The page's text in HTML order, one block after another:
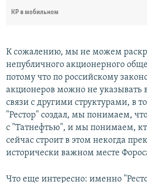
КР в мобильном
К сожалению, мы не можем
непубличного акционерного
потому что по российскому
акционеров можно не указывать
связи с другими структурами, в
"Рестор" создал, мы понимаем, что
с "Татнефтью", и мы понимаем,
сейчас строит в этом некогда
исторически важном месте
Что еще интересно: именно